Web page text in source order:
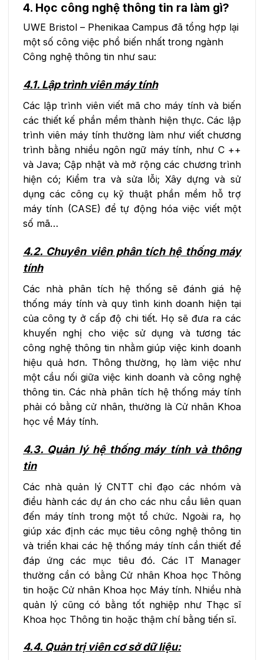
4. Học công nghệ thông tin ra làm gì?
UWE Bristol – Phenikaa Campus đã tổng hợp lại
một số công việc phổ biến nhất trong ngành
Công nghệ thông tin như sau:
4.1. Lập trình viên máy tính
Các lập trình viên viết mã cho máy tính và biến
các thiết kế phần mềm thành hiện thực. Các lập
trình viên máy tính thường làm như viết chương
trình bằng nhiều ngôn ngữ máy tính, như C ++
và Java; Cập nhật và mở rộng các chương trình
hiện có; Kiểm tra và sửa lỗi; Xây dựng và sử
dụng các công cụ kỹ thuật phần mềm hỗ trợ
máy tính (CASE) để tự động hóa việc viết một
số mã…
4.2. Chuyên viên phân tích hệ thống máy
tính
Các nhà phân tích hệ thống sẽ đánh giá hệ
thống máy tính và quy tình kinh doanh hiện tại
của công ty ở cấp độ chi tiết. Họ sẽ đưa ra các
khuyến nghị cho việc sử dụng và tương tác
công nghệ thông tin nhằm giúp việc kinh doanh
hiệu quả hơn. Thông thường, họ làm việc như
một cầu nối giữa việc kinh doanh và công nghệ
thông tin. Các nhà phân tích hệ thống máy tính
phải có bằng cử nhân, thường là Cử nhân Khoa
học về Máy tính.
4.3. Quản lý hệ thống máy tính và thông
tin
Các nhà quản lý CNTT chỉ đạo các nhóm và
điều hành các dự án cho các nhu cầu liên quan
đến máy tính trong một tổ chức. Ngoài ra, họ
giúp xác định các mục tiêu công nghệ thông tin
và triển khai các hệ thống máy tính cần thiết để
đáp ứng các mục tiêu đó. Các IT Manager
thường cần có bằng Cử nhân Khoa học Thông
tin hoặc Cử nhân Khoa học Máy tính. Nhiều nhà
quản lý cũng có bằng tốt nghiệp như Thạc sĩ
Khoa học Thông tin hoặc thậm chí bằng tiến sĩ.
4.4. Quản trị viên cơ sở dữ liệu: